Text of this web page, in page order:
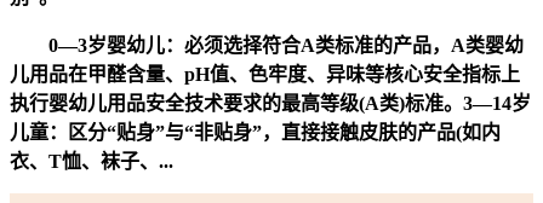
0—3岁婴幼儿：必须选择符合A类标准的产品，A类婴幼
儿用品在甲醛含量、pH值、色牢度、异味等核心安全指标上
执行婴幼儿用品安全技术要求的最高等级(A类)标准。3—14岁
儿童：区分“贴身”与“非贴身”，直接接触皮肤的产品(如内
衣、T恤、袜子、...